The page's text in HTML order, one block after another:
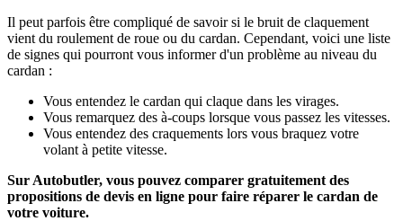
Il peut parfois être compliqué de savoir si le bruit de claquement
vient du roulement de roue ou du cardan. Cependant, voici une liste
de signes qui pourront vous informer d'un problème au niveau du
cardan :
Vous entendez le cardan qui claque dans les virages.
Vous remarquez des à-coups lorsque vous passez les vitesses.
Vous entendez des craquements lors vous braquez votre
volant à petite vitesse.
Sur Autobutler, vous pouvez comparer gratuitement des
propositions de devis en ligne pour faire réparer le cardan de
votre voiture.